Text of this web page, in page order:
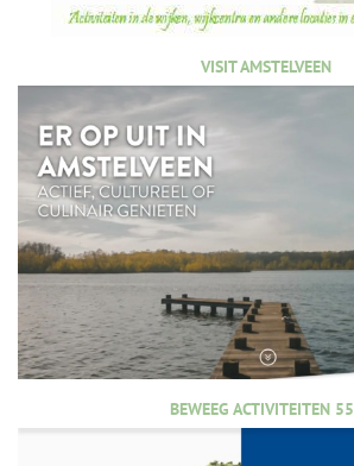
VISIT AMSTELVEEN
BEWEEG ACTIVITEITEN